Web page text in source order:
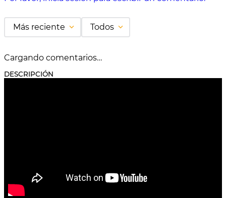
Más reciente Todos
Cargando comentarios…
DESCRIPCIÓN